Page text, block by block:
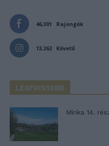
46,301 Rajongók
13,262 Követő
LEGFRISSEBB
Minka 14.